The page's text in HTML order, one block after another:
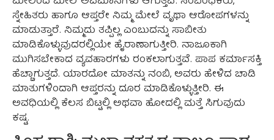
ಸ್ನೇಹಿತರು ಹಾಗೂ ಆಪ್ತರೇ ನಿಮ್ಮ ಮೇಲೆ ವೃಥಾ ಆರೋಪಗಳನ್ನು
ಮಾಡುತ್ತಾರೆ. ನಿಮ್ಮದು ತಪ್ಪಿಲ್ಲ ಎಂಬುದನ್ನು ಸಾಬೀತು
ಮಾಡಿಕೊಳ್ಳುವುದರಲ್ಲಿಯೇ ಹೈರಾಣಾಗುತ್ತೀರಿ. ನಾಜೂಕಾಗಿ
ಮುಗಿಸಬೇಕಾದ ವ್ಯವಹಾರಗಳು ರಂಕಲಾಗುತ್ತವೆ. ಪಾಪ ಕರ್ಮಾಸಕ್ತಿ
ಹೆಚ್ಚಾಗುತ್ತದೆ. ಯಾರದೋ ಮಾತನ್ನು ನಂಬಿ, ಅವರು ಹೇಳಿದ ಚಾಡಿ
ಮಾತುಗಳಿಂದಾಗಿ ಆಪ್ತರನ್ನು ದೂರ ಮಾಡಿಕೊಳ್ಳುತ್ತೀರಿ. ಈ
ಅವಧಿಯಲ್ಲಿ ಕೆಲಸ ಬಿಟ್ಟಲ್ಲಿ ಅಥವಾ ಹೋದಲ್ಲಿ ಮತ್ತೆ ಸಿಗುವುದು
ಕಷ್ಟ.